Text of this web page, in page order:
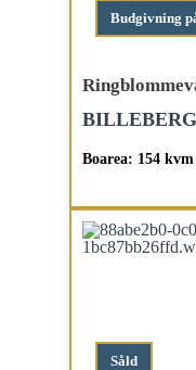
budgivning
Boarea: 154 kvm
Såld